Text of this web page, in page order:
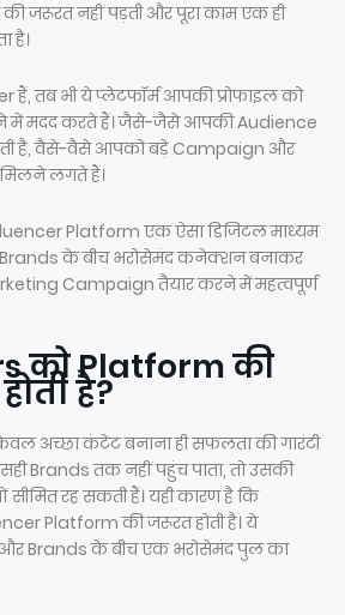
जरूरत नहीं पड़ती और पूरा काम एक ही
है।
तब भी ये प्लेटफॉर्म आपकी प्रोफाइल को
में मदद करते हैं। जैसे-जैसे आपकी Audience
है, वैसे-वैसे आपको बड़े Campaign और
लगते हैं।
Platform एक ऐसा डिजिटल माध्यम
के बीच भरोसेमंद कनेक्शन बनाकर
Campaign तैयार करने में महत्वपूर्ण
को Platform की
है?
अच्छा कंटेंट बनाना ही सफलता की गारंटी
Brands तक नहीं पहुंच पाता, तो उसकी
रह सकती हैं। यही कारण है कि
Platform की जरूरत होती है। ये
Brands के बीच एक भरोसेमंद पुल का